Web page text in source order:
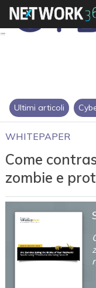
Ultimi articoli
WHITEPAPER
Come
zombie e